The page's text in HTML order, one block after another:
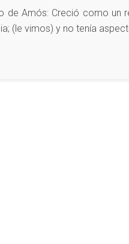
de Amós: Creció como
(le vimos) y no tenía